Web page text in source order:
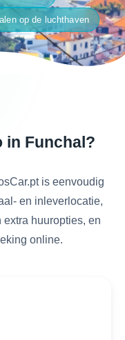
op de luchthaven
in Funchal?
is eenvoudig
en inleverlocatie,
huuropties, en
online.